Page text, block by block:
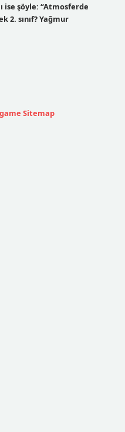
ise şöyle: “Atmosferde
2. sınıf? Yağmur
Sitemap